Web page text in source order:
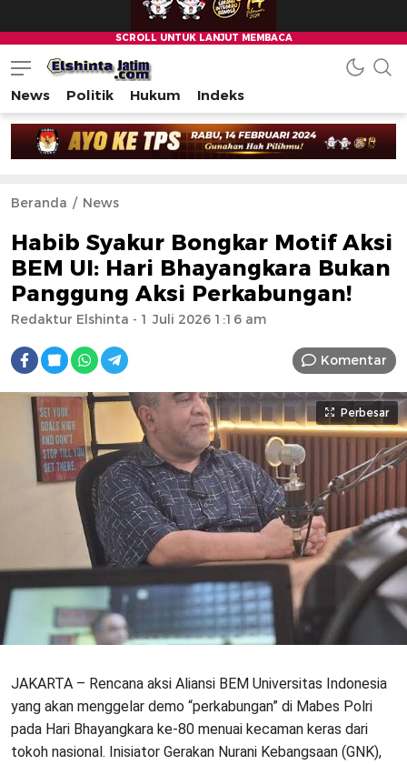
News Politik Hukum Indeks
Beranda News
Habib Syakur Bongkar Motif Aksi
BEM UI: Hari Bhayangkara Bukan
Panggung Aksi Perkabungan!
Redaktur Elshinta - 1 Juli 2026 1:16 am
Komentar
Perbesar
JAKARTA – Rencana aksi Aliansi BEM Universitas Indonesia
yang akan menggelar demo “perkabungan” di Mabes Polri
pada Hari Bhayangkara ke-80 menuai kecaman keras dari
tokoh nasional. Inisiator Gerakan Nurani Kebangsaan (GNK),